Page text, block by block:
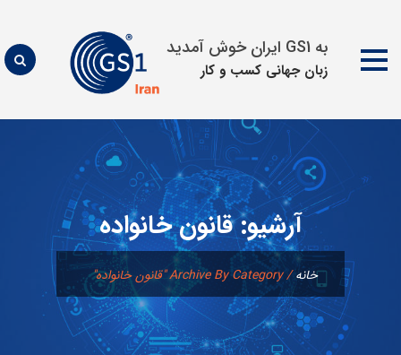
به GS1 ایران خوش آمدید
زبان جهانی كسب و كار
محتوا
آرشیو:قانون خانواده
خانه/Archive By Category "قانون خانواده"